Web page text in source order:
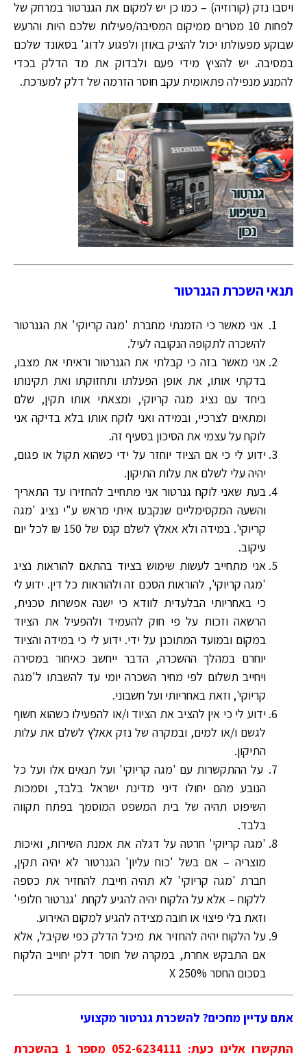
ויסבו נזק (קורוזיה) – כמו כן יש למקום את הגנרטור במרחק של
לפחות 10 מטרים ממיקום המסיבה/פעילות שלכם היות והרעש
שבוקע מפעולתו יכול להציק באוזן ולפגוע לדוג' בסאונד שלכם
במסיבה. יש להציץ מידי פעם ולבדוק את מד הדלק בכדי
להמנע מנפילה פתאומית עקב חוסר הזרמה של דלק למערכת.
תנאי השכרת הגנרטור
אני מאשר כי הזמנתי מחברת 'מגה קריוקי' את הגנרטור
להשכרה לתקופה הנקובה לעיל.
אני מאשר בזה כי קבלתי את הגנרטור וראיתי את מצבו,
בדקתי אותו, את אופן הפעלתו ותחזוקתו ואת תקינותו
ביחד עם נציג מגה קריוקי, ומצאתי אותו תקין, שלם
ומתאים לצרכיי, ובמידה ואני לוקח אותו בלא בדיקה אני
לוקח על עצמי את הסיכון בסעיף זה.
ידוע לי כי אם הציוד יוחזר על ידי כשהוא תקול או פגום,
יהיה עלי לשלם את עלות התיקון.
בעת שאני לוקח גנרטור אני מתחייב להחזירו עד התאריך
והשעה המקסימליים שנקבעו איתי מראש ע"י נציג 'מגה
קריוקי'. במידה ולא אאלץ לשלם קנס של 150 ₪ לכל יום
עיקוב.
אני מתחייב לעשות שימוש בציוד בהתאם להוראות נציג
'מגה קריוקי', להוראות הסכם זה ולהוראות כל דין. ידוע לי
כי באחריותי הבלעדית לוודא כי ישנה אפשרות טכנית,
הרשאה וזכות על פי חוק להעמיד ולהפעיל את הציוד
במקום ובמועד המתוכנן על ידי. ידוע לי כי במידה והציוד
יוחרם במהלך ההשכרה, הדבר ייחשב כאיחור במסירה
ויחייב תשלום לפי מחיר השכרה יומי עד להשבתו ל'מגה
קריוקי', וזאת באחריותי ועל חשבוני.
ידוע לי כי אין להציב את הציוד ו/או להפעילו כשהוא חשוף
לגשם ו/או למים, ובמקרה של נזק אאלץ לשלם את עלות
התיקון.
על ההתקשרות עם 'מגה קריוקי' ועל תנאים אלו ועל כל
הנובע מהם יחולו דיני מדינת ישראל בלבד, וסמכות
השיפוט תהיה של בית המשפט המוסמך בפתח תקווה
בלבד.
'מגה קריוקי' חרטה על דגלה את אמנת השירות, ואיכות
מוצריה – אם בשל 'כוח עליון' הגנרטור לא יהיה תקין,
חברת 'מגה קריוקי' לא תהיה חייבת להחזיר את כספה
ללקוח – אלא על הלקוח יהיה להגיע לקחת 'גנרטור חלופי'
וזאת בלי פיצוי או חובה מצידה להגיע למקום האירוע.
על הלקוח יהיה להחזיר את מיכל הדלק כפי שקיבל, אלא
אם התבקש אחרת, במקרה של חוסר דלק יחוייב הלקוח
בסכום החסר X 250%
אתם עדיין מחכים? להשכרת גנרטור מקצועי
התקשרו אלינו כעת: 052-6234111 מספר 1 בהשכרת